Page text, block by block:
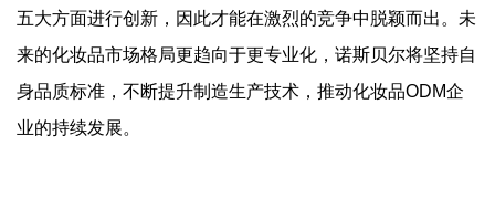
五大方面进行创新，因此才能在激烈的竞争中脱颖而出。 未
来的化妆品市场格局更趋向于更专业化，诺斯贝尔将坚持自
身品质标准，不断提升制造生产技术，推动化妆品ODM企
业的持续发展。